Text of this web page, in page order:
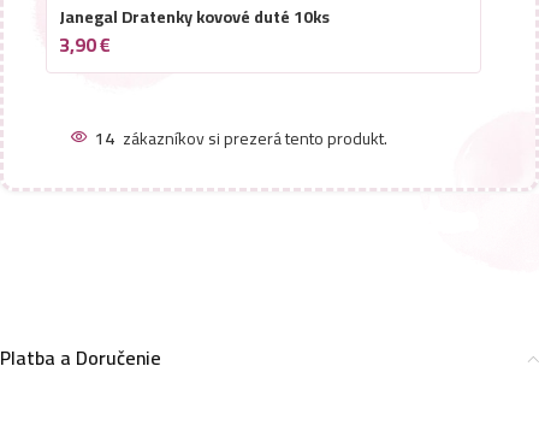
Janegal Dratenky kovové duté 10ks
3,90€
14 zákazníkov si prezerá tento produkt.
Platba a Doručenie